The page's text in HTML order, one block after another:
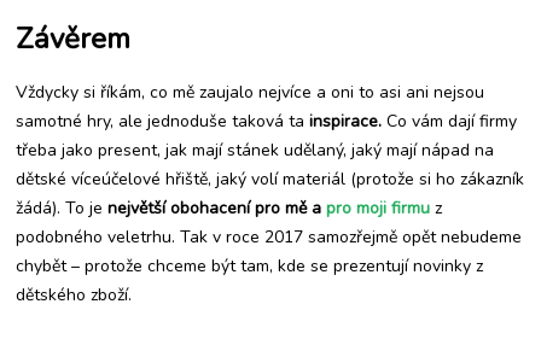
Závěrem
Vždycky si říkám, co mě zaujalo nejvíce a oni to asi ani nejsou
samotné hry, ale jednoduše taková tainspirace. Co vám dají firmy
třeba jako present, jak mají stánek udělaný, jaký mají nápad na
dětské víceúčelové hřiště, jaký volí materiál (protože si ho zákazník
žádá). To jenejvětší obohacení pro mě apro moji firmu z
podobného veletrhu. Tak v roce 2017 samozřejmě opět nebudeme
chybět – protože chceme být tam, kde se prezentují novinky z
dětského zboží.